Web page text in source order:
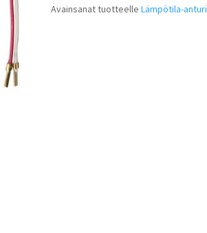
Avainsanat tuotteelleLämpötila-anturi